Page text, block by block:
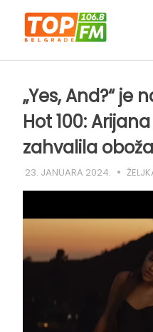
content
„Yes, And?“ je
Hot 100:
zahvalila
23. JANUARA 2024.